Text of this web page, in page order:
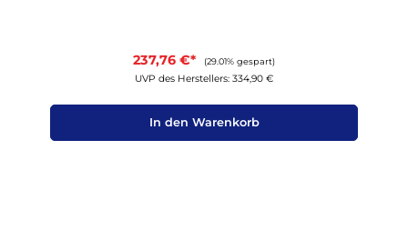
237,76 €* (29.01% gespart)
UVP des Herstellers: 334,90 €
In den Warenkorb